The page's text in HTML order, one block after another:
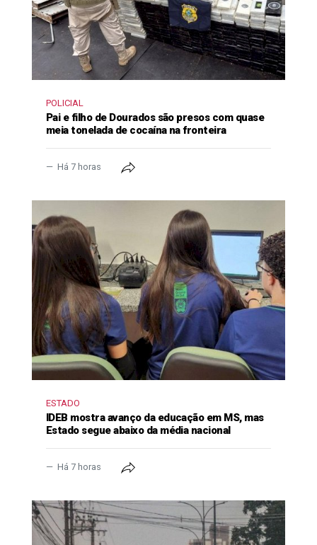
POLICIAL
Pai e filho de Dourados são presos com quase
meia tonelada de cocaína na fronteira
Há 7 horas
ESTADO
IDEB mostra avanço da educação em MS, mas
Estado segue abaixo da média nacional
Há 7 horas